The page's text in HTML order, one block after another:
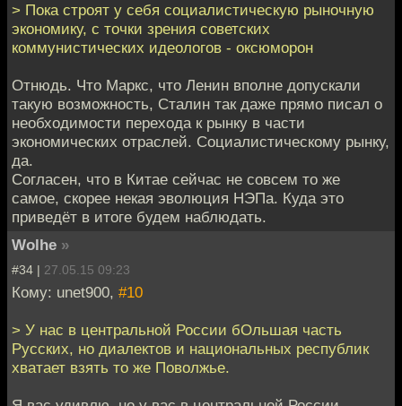
> Пока строят у себя социалистическую рыночную
экономику, с точки зрения советских
коммунистических идеологов - оксюморон
Отнюдь. Что Маркс, что Ленин вполне допускали
такую возможность, Сталин так даже прямо писал о
необходимости перехода к рынку в части
экономических отраслей. Социалистическому рынку,
да.
Согласен, что в Китае сейчас не совсем то же
самое, скорее некая эволюция НЭПа. Куда это
приведёт в итоге будем наблюдать.
Wolhe »
#34 | 27.05.15 09:23
Кому: unet900, #10
> У нас в центральной России бОльшая часть
Русских, но диалектов и национальных республик
хватает взять то же Поволжье.